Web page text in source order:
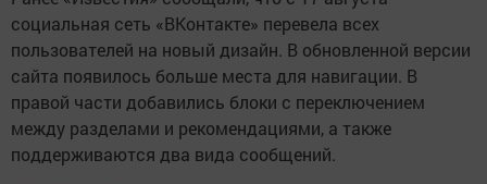
социальная сеть «ВКонтакте» перевела всех
пользователей на новый дизайн. В обновленной версии
сайта появилось больше места для навигации. В
правой части добавились блоки с переключением
между разделами и рекомендациями, а также
поддерживаются два вида сообщений.